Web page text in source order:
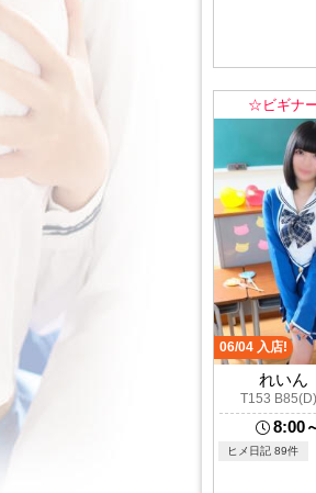
☆ビギナ
06/04 入店!
れいん
T153
8:00
ヒメ日記 89件